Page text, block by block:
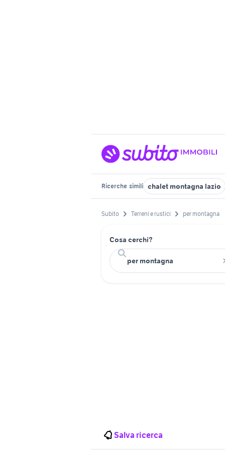
Ricerche simili chalet montagna lazio
Subito Terreni e rustici per montagna
Cosa cerchi?
Salva ricerca